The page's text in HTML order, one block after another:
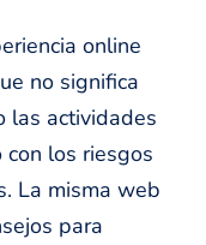
online
no significa
las actividades
los riesgos
La misma web
para